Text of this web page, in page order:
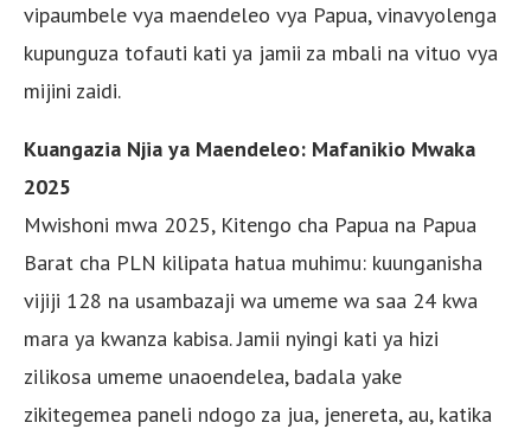
vipaumbele vya maendeleo vya Papua, vinavyolenga
kupunguza tofauti kati ya jamii za mbali na vituo vya
mijini zaidi.
Kuangazia Njia ya Maendeleo: Mafanikio Mwaka
2025
Mwishoni mwa 2025, Kitengo cha Papua na Papua
Barat cha PLN kilipata hatua muhimu: kuunganisha
vijiji 128 na usambazaji wa umeme wa saa 24 kwa
mara ya kwanza kabisa. Jamii nyingi kati ya hizi
zilikosa umeme unaoendelea, badala yake
zikitegemea paneli ndogo za jua, jenereta, au, katika